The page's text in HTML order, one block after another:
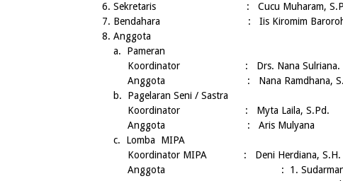
6. Sekretaris : Cucu Muharam,
7. Bendahara : Iis Kiromim Baroroh,
8. Anggota
a. Pameran
Koordinator : Drs. Nana Sulriana.
Anggota : Nana Ramdhana,
b. Pagelaran Seni / Sastra
Koordinator : Myta Laila, S.Pd.
Anggota : Aris Mulyana
c. Lomba MIPA
Koordinator MIPA : Deni Herdiana, S.H.
Anggota
: 1.